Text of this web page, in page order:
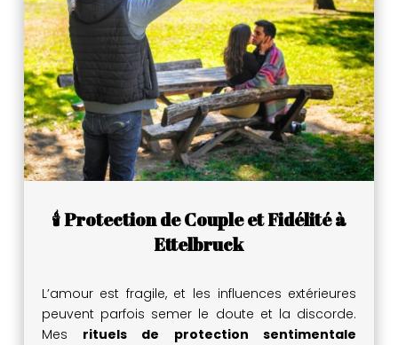
🕯️ Protection de Couple et Fidélité à
Ettelbruck
L’amour est fragile, et les influences extérieures
peuvent parfois semer le doute et la discorde.
Mes rituels de protection sentimentale